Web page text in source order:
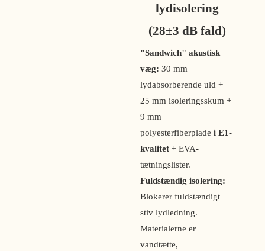
lydisolering
(28±3 dB fald)
"Sandwich" akustisk
væg: 30 mm
lydabsorberende uld +
25 mm isoleringsskum +
9 mm
polyesterfiberpladei E1-
kvalitet + EVA-
tætningslister.
Fuldstændig isolering:
Blokerer fuldstændigt
stiv lydledning.
Materialerne er
vandtætte,